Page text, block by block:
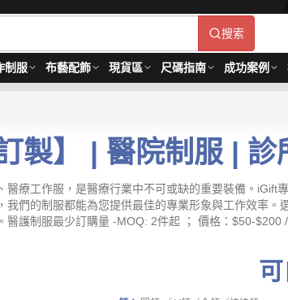
搜索
制服 布藝配飾 現貨區 尺碼指南 成功案例
製】 | 醫院制服 | 診
療工作服，是醫療行業中不可或缺的重要裝備。iGift
們的制服都能為您提供最佳的專業形象與工作效率
護制服最少訂購量 -MOQ: 2件起 ； 價格：$50-$200